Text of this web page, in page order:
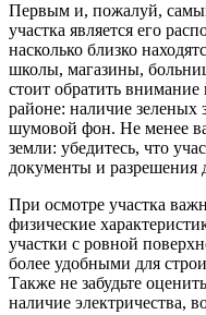
Первым и, пожалуй,
участка является его
насколько близко
школы, магазины,
стоит обратить внимание
районе: наличие зеленых
шумовой фон. Не менее
земли: убедитесь, что
документы и разрешения
При осмотре участка
физические
участки с ровной
более удобными для
Также не забудьте
наличие электричества,